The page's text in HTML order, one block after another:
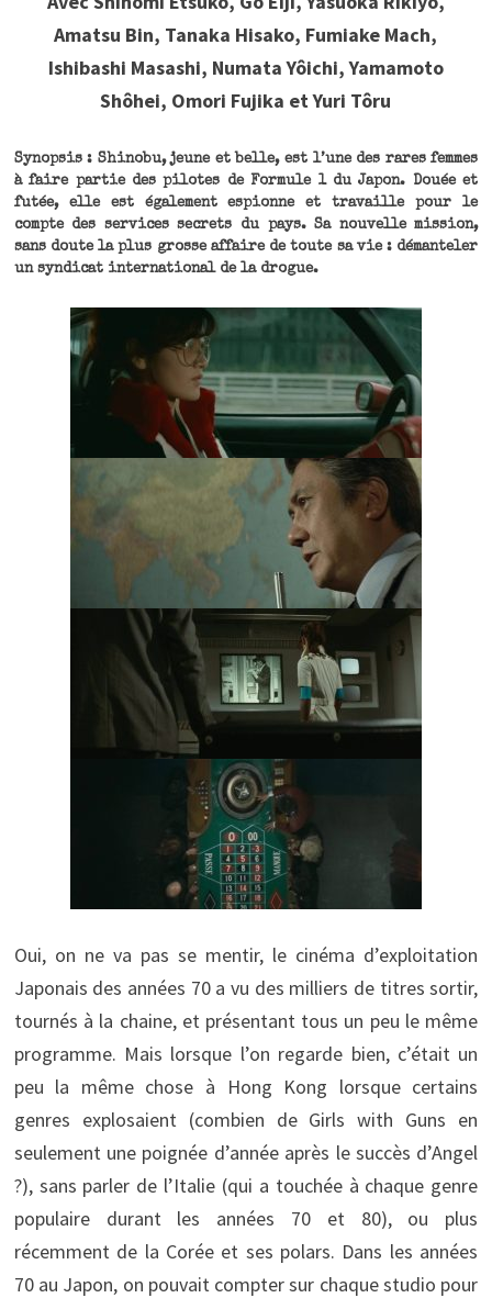
Amatsu Bin, Tanaka Hisako, Fumiake Mach,
Ishibashi Masashi, Numata Yôichi, Yamamoto
Shôhei, Omori Fujika et Yuri Tôru
Synopsis : Shinobu, jeune et belle, est l’une des rares femmes
à faire partie des pilotes de Formule 1 du Japon. Douée et
futée, elle est également espionne et travaille pour le
compte des services secrets du pays. Sa nouvelle mission,
sans doute la plus grosse affaire de toute sa vie : démanteler
un syndicat international de la drogue.
Oui, on ne va pas se mentir, le cinéma d’exploitation
Japonais des années 70 a vu des milliers de titres sortir,
tournés à la chaine, et présentant tous un peu le même
programme. Mais lorsque l’on regarde bien, c’était un
peu la même chose à Hong Kong lorsque certains
genres explosaient (combien de Girls with Guns en
seulement une poignée d’année après le succès d’Angel
?), sans parler de l’Italie (qui a touchée à chaque genre
populaire durant les années 70 et 80), ou plus
récemment de la Corée et ses polars. Dans les années
70 au Japon, on pouvait compter sur chaque studio pour